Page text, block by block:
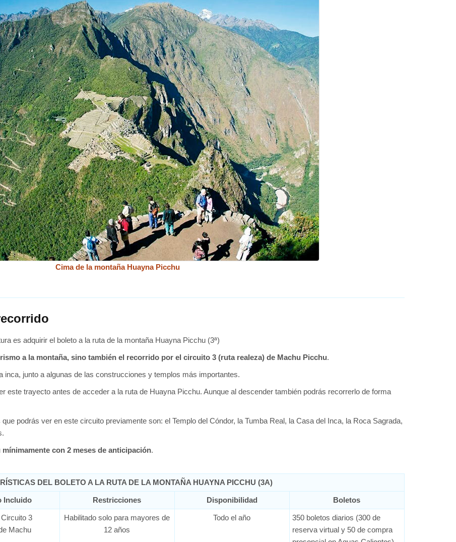
Cima de la montaña Huayna Picchu
es adquirir el boleto a la ruta de la montaña Huayna Picchu (3ª)
a la montaña, sino también el recorrido por el circuito 3 (ruta realeza) de Machu Picchu.
inca, junto a algunas de las construcciones y templos más importantes.
este trayecto antes de acceder a la ruta de Huayna Picchu. Aunque al descender también podrás recorrerlo de forma
podrás ver en este circuito previamente son: el Templo del Cóndor, la Tumba Real, la Casa del Inca, la Roca Sagrada,
con 2 meses de anticipación.
DEL BOLETO A LA RUTA DE LA MONTAÑA HUAYNA PICCHU (3A)
Incluido Restricciones Disponibilidad Boletos
3
Machu
Habilitado solo para mayores de
12 años
Todo el año
350 boletos diarios (300 de
reserva virtual y 50 de compra